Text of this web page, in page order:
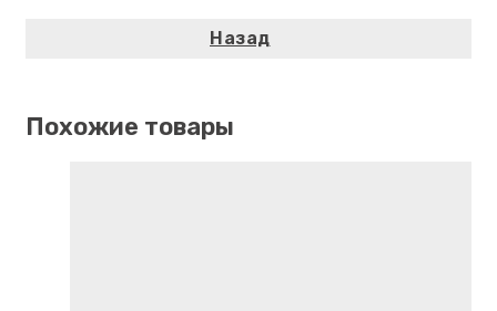
Похожие товары